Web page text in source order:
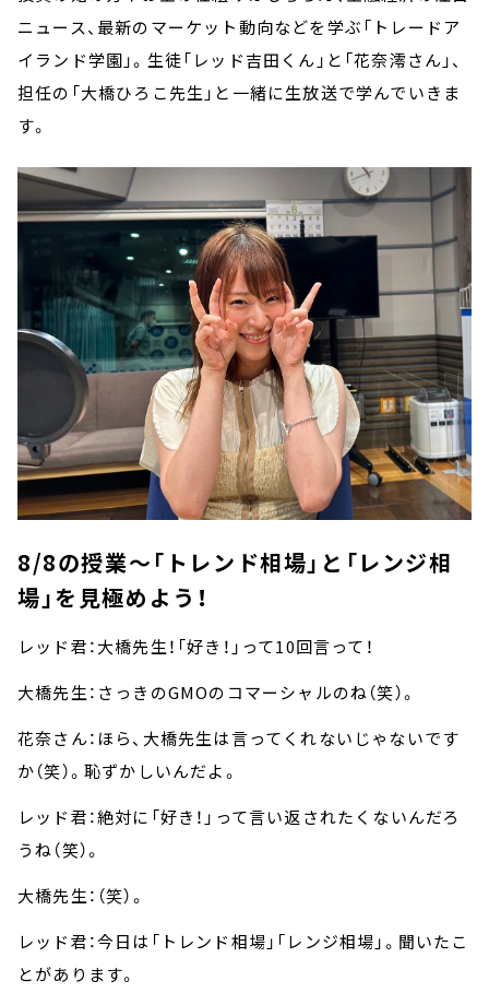
ニュース、最新のマーケット動向などを学ぶ「トレードア
イランド学園」。生徒「レッド吉田くん」と「花奈澪さん」、
担任の「大橋ひろこ先生」と一緒に生放送で学んでいきま
す。
8/8の授業～「トレンド相場」と「レンジ相
場」を見極めよう！
レッド君：大橋先生！「好き！」って10回言って！
大橋先生：さっきのGMOのコマーシャルのね（笑）。
花奈さん：ほら、大橋先生は言ってくれないじゃないです
か（笑）。恥ずかしいんだよ。
レッド君：絶対に「好き！」って言い返されたくないんだろ
うね（笑）。
大橋先生：（笑）。
レッド君：今日は「トレンド相場」「レンジ相場」。聞いたこ
とがあります。